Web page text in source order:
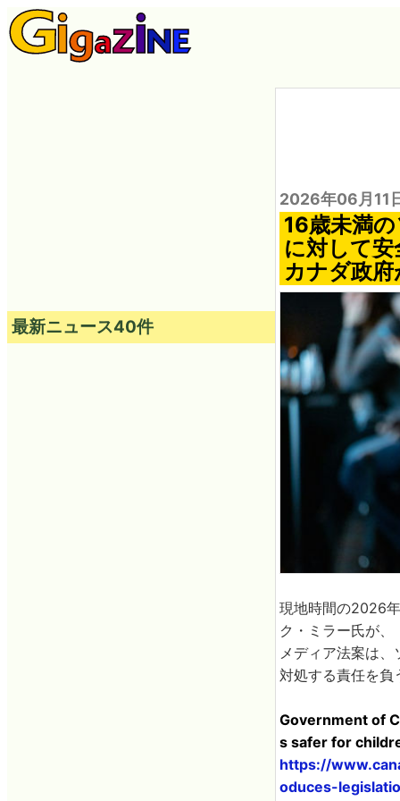
2026年06月11
16歳未満
に対して
カナダ政府
現地時間の2026
ク・ミラー氏が、
メディア法案は
対処する責任を負
Government of
s safer for
https://
oduces-
最新ニュース40件